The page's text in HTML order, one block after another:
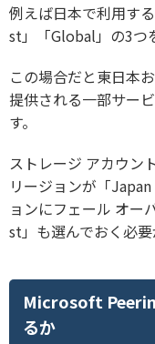
例えば日本で利用す
st」「Global」の3つ
この場合だと東日本
提供される一部サー
す。
ストレージ アカウン
リージョンが「
ョンにフェール オー
st」も選んでおく必要
Microsoft
るか